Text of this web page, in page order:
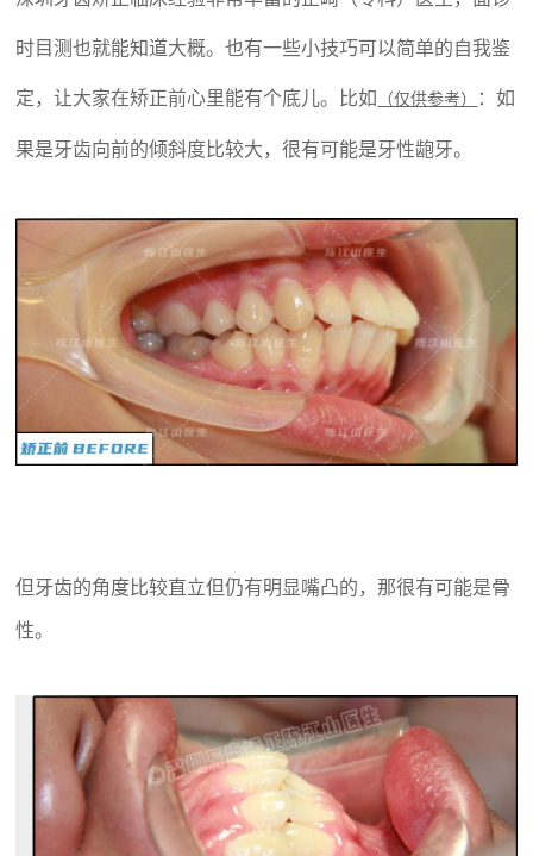
时目测也就能知道大概。也有一些小技巧可以简单的自我鉴
定，让大家在矫正前心里能有个底儿。比如 （仅供参考） ：如
果是牙齿向前的倾斜度比较大，很有可能是牙性龅牙。
但牙齿的角度比较直立但仍有明显嘴凸的，那很有可能是骨
性。